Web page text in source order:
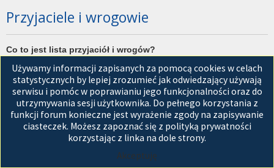
Przyjaciele i wrogowie
Co to jest lista przyjaciół i wrogów?
użytkowników witryny. Użytkownicy dodani do listy przyjaciół będą
wyświetleni na karciePrzyjacieleznajdującej się w panelu
zarządzania kontem. Z tego poziomu można szybko sprawdzić ich
status, a także wysłać prywatną wiadomość. Zależnie od
używanego stylu witryny, posty tych użytkowników mogą być
wyróżniane. Jeśli użytkownik zostanie dodany do listy wrogów,
Używamy informacji zapisanych za pomocą cookies w celach
statystycznych by lepiej zrozumieć jak odwiedzający używają
serwisu i pomóc w poprawianiu jego funkcjonalności oraz do
utrzymywania sesji użytkownika. Do pełnego korzystania z
funkcji forum konieczne jest wyrażenie zgody na zapisywanie
ciasteczek. Możesz zapoznać się z polityką prywatności
korzystając z linka na dole strony.
Akceptuję